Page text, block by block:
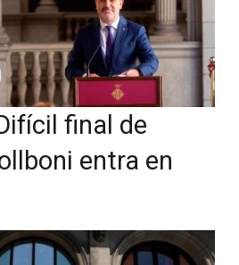
final de
entra en